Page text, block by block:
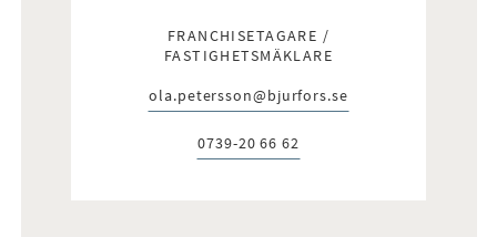
FRANCHISETAGARE /
FASTIGHETSMÄKLARE
E-post:
ola.petersson@bjurfors.se
Telefon:
0739-20 66 62